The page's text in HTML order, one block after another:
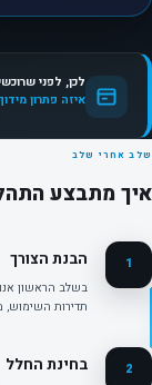
לכן, לפני
איזה פתרון
שלב אחרי שלב
איך מתבצע
1 הבנת הצורך
בשלב הראשון
תדירות השימוש,
2 בחינת החלל